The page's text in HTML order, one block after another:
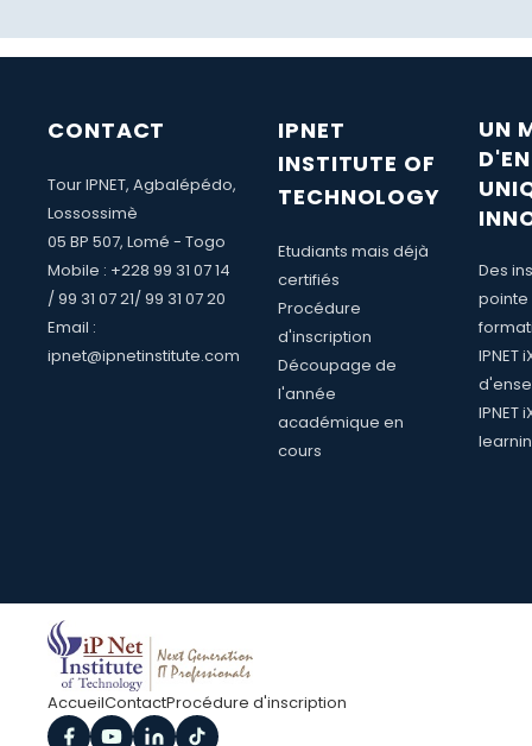
CONTACT
Tour IPNET, Agbalépédo,
Lossossimè
05 BP 507, Lomé - Togo
Mobile : +228 99 31 07 14
/ 99 31 07 21/ 99 31 07 20
Email :
ipnet@ipnetinstitute.com
IPNET
INSTITUTE OF
TECHNOLOGY
Etudiants mais déjà
certifiés
Procédure
d'inscription
Découpage de
l'année
académique en
cours
UN
Des
pointe
IPNET
IPNET
AccueilContactProcédure d'inscription